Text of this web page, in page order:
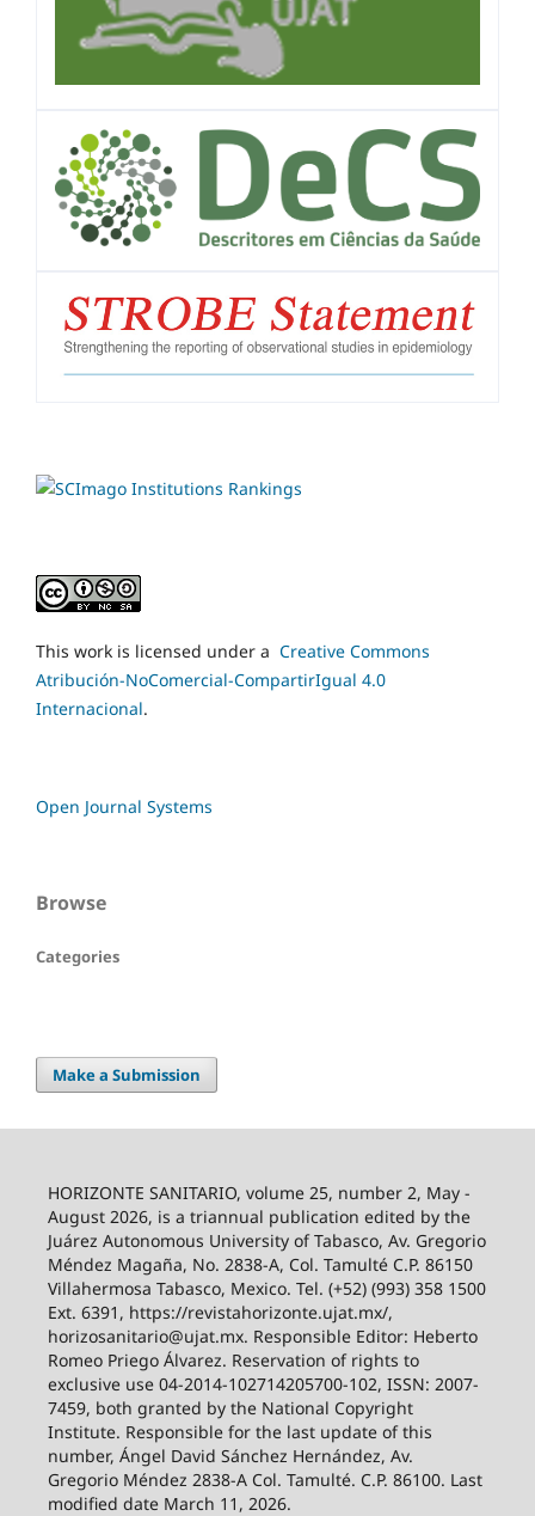
This work is licensed under a Creative Commons
Atribución-NoComercial-CompartirIgual 4.0
Internacional.
Open Journal Systems
Browse
Categories
Make a Submission
HORIZONTE SANITARIO, volume 25, number 2, May -
August 2026, is a triannual publication edited by the
Juárez Autonomous University of Tabasco, Av. Gregorio
Méndez Magaña, No. 2838-A, Col. Tamulté C.P. 86150
Villahermosa Tabasco, Mexico. Tel. (+52) (993) 358 1500
Ext. 6391, https://revistahorizonte.ujat.mx/,
horizosanitario@ujat.mx. Responsible Editor: Heberto
Romeo Priego Álvarez. Reservation of rights to
exclusive use 04-2014-102714205700-102, ISSN: 2007-
7459, both granted by the National Copyright
Institute. Responsible for the last update of this
number, Ángel David Sánchez Hernández, Av.
Gregorio Méndez 2838-A Col. Tamulté. C.P. 86100. Last
modified date March 11, 2026.